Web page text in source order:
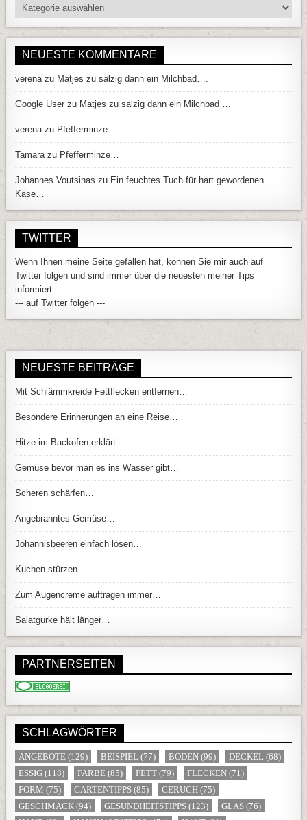
Kategorien
NEUESTE KOMMENTARE
verenazu Matjes zu salzig dann ein Milchbad….
Google User zu Matjes zu salzig dann ein Milchbad….
verenazu Pfefferminze…
Tamarazu Pfefferminze…
Johannes Voutsinas zu Ein feuchtes Tuch für hart gewordenen
Käse…
TWITTER
Wenn Ihnen meine Seite gefallen hat, können Sie mir auch auf
Twitter folgen und sind immer über die neuesten meiner Tips
informiert.
--- auf Twitter folgen ---
NEUESTE BEITRÄGE
Mit Schlämmkreide Fettflecken entfernen…
Besondere Erinnerungen an eine Reise…
Hitze im Backofen erklärt…
Gemüse bevor man es ins Wasser gibt…
Scheren schärfen…
Angebranntes Gemüse…
Johannisbeeren einfach lösen…
Kuchen stürzen…
Zum Augencreme auftragen immer…
Salatgurke hält länger…
PARTNERSEITEN
SCHLAGWÖRTER
ANGEBOTE (129) BEISPIEL (77) BODEN (99) DECKEL (68)
ESSIG (118) FARBE (85) FETT (79) FLECKEN (71)
FORM (75) GARTENTIPPS (85) GERUCH (75)
GESCHMACK (94) GESUNDHEITSTIPPS (123) GLAS (76)